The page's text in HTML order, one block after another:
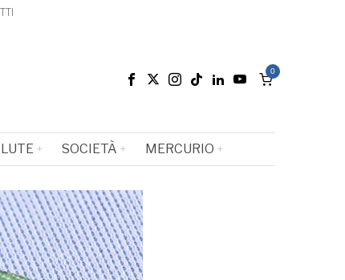
0
SOCIETÀ MERCURIO